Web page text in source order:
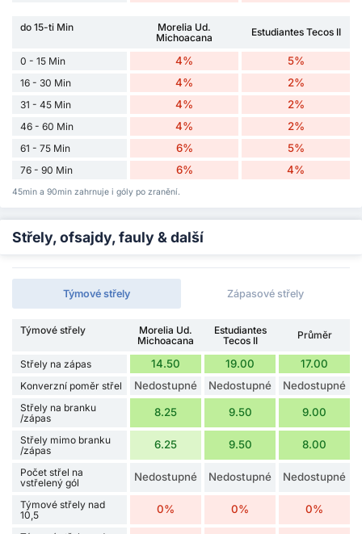
do 15-ti Min
Morelia Ud.
Michoacana
Estudiantes Tecos II
0 - 15 Min 4% 5%
16 - 30 Min 4% 2%
31 - 45 Min 4% 2%
46 - 60 Min 4% 2%
61 - 75 Min 6% 5%
76 - 90 Min 6% 4%
45min a 90min zahrnuje i góly po zranění.
Střely, ofsajdy, fauly & další
Týmové střely Zápasové střely
Týmové střely
Morelia Ud.
Michoacana
Estudiantes
Tecos II
Průměr
Střely na zápas 14.50 19.00 17.00
Konverzní poměr střel Nedostupné Nedostupné Nedostupné
Střely na branku
/zápas
8.25 9.50 9.00
Střely mimo branku
/zápas
6.25 9.50 8.00
Počet střel na
vstřelený gól
Nedostupné Nedostupné Nedostupné
Týmové střely nad
10,5
0% 0% 0%